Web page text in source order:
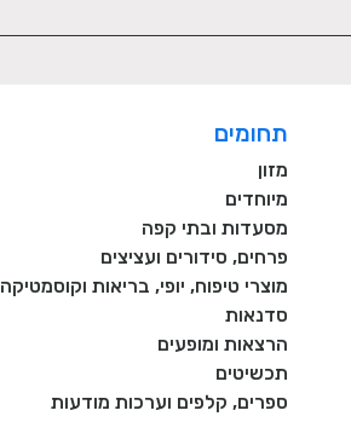
תחומים
מזון
מיוחדים
מסעדות ובתי קפה
פרחים, סידורים ועציצים
מוצרי טיפוח, יופי, בריאות וקוסמטיקה
סדנאות
הרצאות ומופעים
תכשיטים
ספרים, קלפים וערכות מודעות